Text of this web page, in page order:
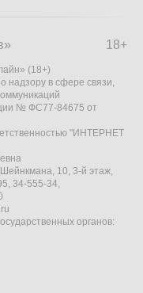
18+
(18+)
надзору в сфере связи,
№ ФС77-84675 от
"ИНТЕРНЕТ
10, 3-й этаж,
34-555-34,
органов: